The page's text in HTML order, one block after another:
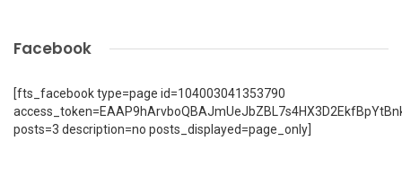
Facebook
[fts_facebook type=page id=104003041353790
posts=3 description=no posts_displayed=page_only]